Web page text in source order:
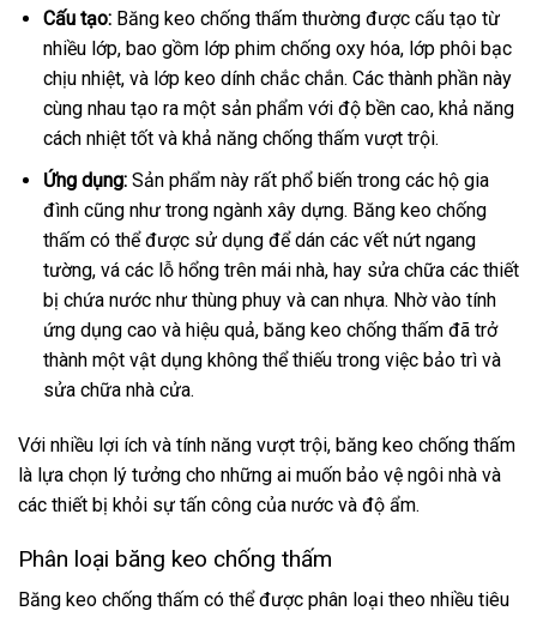
Cấu tạo:Băng keo chống thấm thường được cấu tạo từ
nhiều lớp, bao gồm lớp phim chống oxy hóa, lớp phôi bạc
chịu nhiệt, và lớp keo dính chắc chắn. Các thành phần này
cùng nhau tạo ra một sản phẩm với độ bền cao, khả năng
cách nhiệt tốt và khả năng chống thấm vượt trội.
Ứng dụng:Sản phẩm này rất phổ biến trong các hộ gia
đình cũng như trong ngành xây dựng. Băng keo chống
thấm có thể được sử dụng để dán các vết nứt ngang
tường, vá các lỗ hổng trên mái nhà, hay sửa chữa các thiết
bị chứa nước như thùng phuy và can nhựa. Nhờ vào tính
ứng dụng cao và hiệu quả, băng keo chống thấm đã trở
thành một vật dụng không thể thiếu trong việc bảo trì và
sửa chữa nhà cửa.
Với nhiều lợi ích và tính năng vượt trội, băng keo chống thấm
là lựa chọn lý tưởng cho những ai muốn bảo vệ ngôi nhà và
các thiết bị khỏi sự tấn công của nước và độ ẩm.
Phân loại băng keo chống thấm
Băng keo chống thấm có thể được phân loại theo nhiều tiêu